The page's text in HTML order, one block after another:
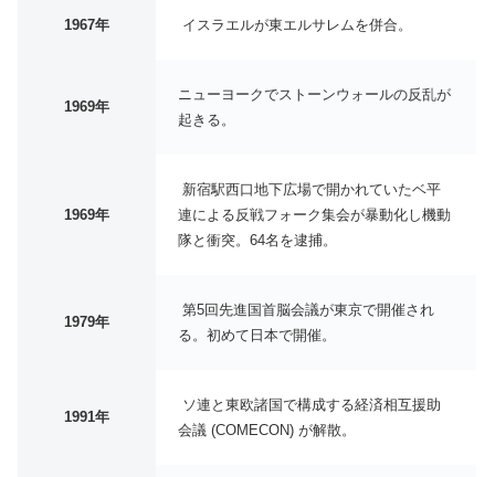
1967年 イスラエルが東エルサレムを併合。
1969年
ニューヨークでストーンウォールの反乱が
起きる。
1969年
新宿駅西口地下広場で開かれていたベ平
連による反戦フォーク集会が暴動化し機動
隊と衝突。64名を逮捕。
1979年
第5回先進国首脳会議が東京で開催され
る。初めて日本で開催。
1991年
ソ連と東欧諸国で構成する経済相互援助
会議 (COMECON) が解散。